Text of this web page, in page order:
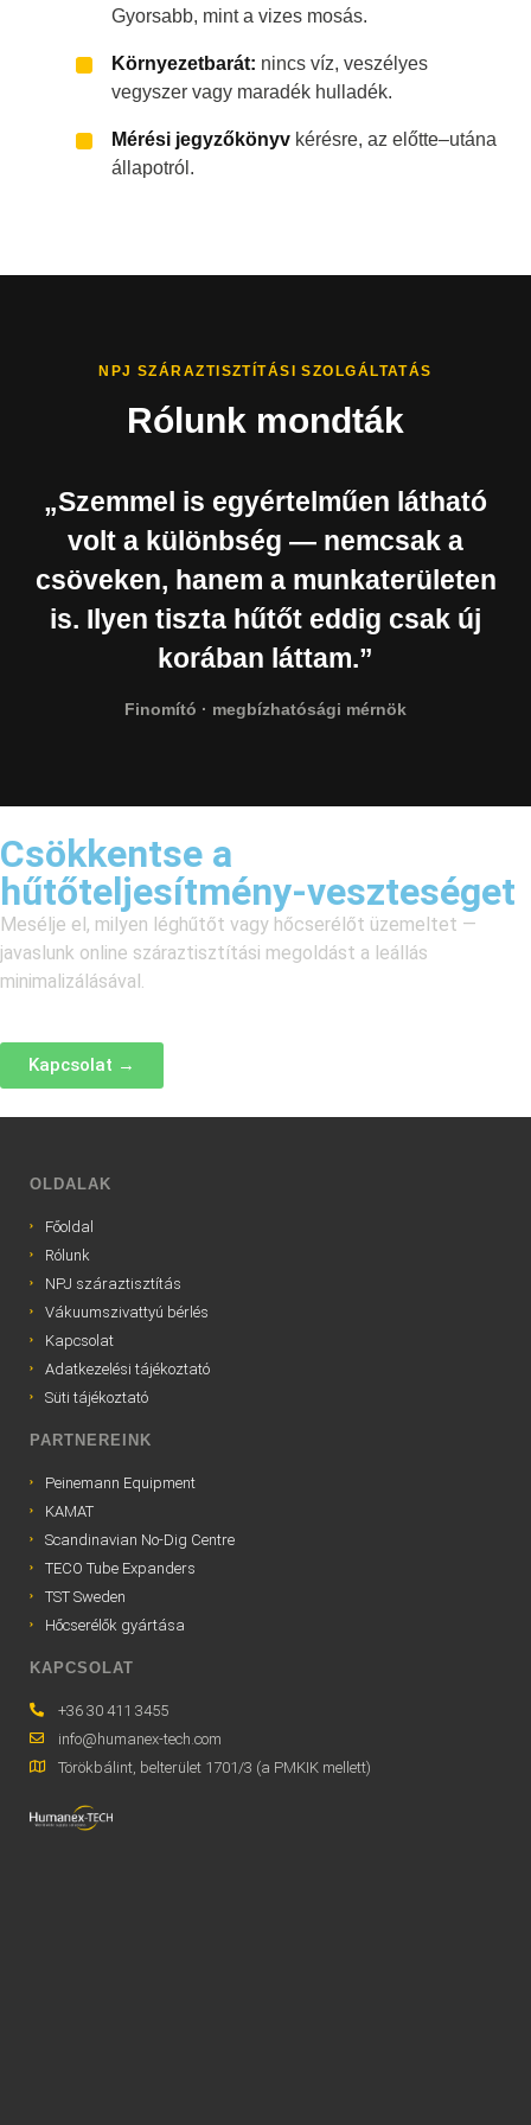
Gyorsabb, mint a vizes mosás.
Környezetbarát: nincs víz, veszélyes
vegyszer vagy maradék hulladék.
Mérési jegyzőkönyv kérésre, az előtte–utána
állapotról.
NPJ SZÁRAZTISZTÍTÁSI SZOLGÁLTATÁS
Rólunk mondták
„Szemmel is egyértelműen látható
volt a különbség — nemcsak a
csöveken, hanem a munkaterületen
is. Ilyen tiszta hűtőt eddig csak új
korában láttam.”
Finomító · megbízhatósági mérnök
Csökkentse a
hűtőteljesítmény-veszteséget
Mesélje el, milyen léghűtőt vagy hőcserélőt üzemeltet —
javaslunk online száraztisztítási megoldást a leállás
minimalizálásával.
Kapcsolat →
OLDALAK
Főoldal
Rólunk
NPJ száraztisztítás
Vákuumszivattyú bérlés
Kapcsolat
Adatkezelési tájékoztató
Süti tájékoztató
PARTNEREINK
Peinemann Equipment
KAMAT
Scandinavian No-Dig Centre
TECO Tube Expanders
TST Sweden
Hőcserélők gyártása
KAPCSOLAT
+36 30 411 3455
info@humanex-tech.com
Törökbálint, belterület 1701/3 (a PMKIK mellett)